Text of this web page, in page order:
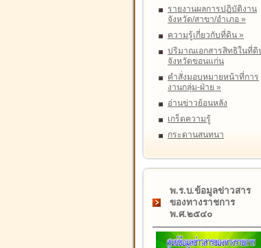
รายงานผลการปฏิบัติงาน
จังหวัด/สาขา/อำเภอ »
ความรู้เกี่ยวกับที่ดิน »
ปริมาณเอกสารสิทธิในที่ดิ
จังหวัดขอนแก่น
คำสั่งมอบหมายหน้าที่การ
งานกลุ่ม-ฝ่าย »
อ่านข่าวย้อนหลัง
เกร็ดความรู้
กระดานสนทนา
พ.ร.บ.ข้อมูลข่าวสาร
ของทางราชการ
พ.ศ.๒๕๔๐